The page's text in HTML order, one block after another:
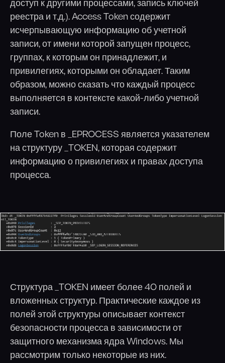
доступ к другими процессами, запись ключей
реестра и т.д.). Access Token содержит
исчерпывающую информацию об учетной
записи, от имени которой запущен процесс,
группах, к которым он принадлежит, и
привилегиях, которыми он обладает. Таким
образом, можно сказать что каждый процесс
выполняется в контексте какой-либо учетной
записи.
Поле Token в _EPROCESS является указателем
на структуру _TOKEN, которая содержит
информацию о привилегиях и правах доступа
процесса.
Структура _TOKEN имеет более 40 полей и
вложенных структур. Практические каждое из
полей этой структуры описывает контекст
безопасности процесса в зависимости от
защитного механизма ядра Windows. Мы
рассмотрим только некоторые из них.